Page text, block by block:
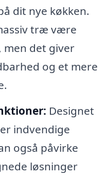
dit nye køkken.
træ være
men det giver
og et mere
Designet
indvendige
også påvirke
løsninger